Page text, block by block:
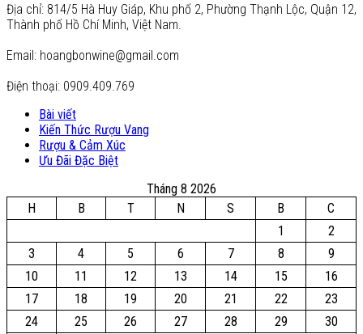
Địa chỉ: 814/5 Hà Huy Giáp, Khu phố 2, Phường Thạnh Lộc, Quận 12,
Thành phố Hồ Chí Minh, Việt Nam.
Email: hoangbonwine@gmail.com
Điện thoại: 0909.409.769
Bài viết
Kiến Thức Rượu Vang
Rượu & Cảm Xúc
Ưu Đãi Đặc Biệt
Tháng 8 2026
H
B T N S B
C
1
2
3
4 5 6 7 8
9
10
11 12 13 14 15
16
17
18 19 20 21 22
23
24
25 26 27 28 29
30